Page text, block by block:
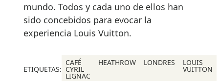
mundo. Todos y cada uno de ellos han
sido concebidos para evocar la
experiencia Louis Vuitton.
ETIQUETAS:
CAFÉ
CYRIL
LIGNAC
HEATHROW LONDRES LOUIS
VUITTON